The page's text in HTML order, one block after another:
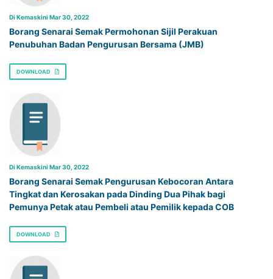
Di Kemaskini Mar 30, 2022
Borang Senarai Semak Permohonan Sijil Perakuan
Penubuhan Badan Pengurusan Bersama (JMB)
DOWNLOAD
Di Kemaskini Mar 30, 2022
Borang Senarai Semak Pengurusan Kebocoran Antara
Tingkat dan Kerosakan pada Dinding Dua Pihak bagi
Pemunya Petak atau Pembeli atau Pemilik kepada COB
DOWNLOAD